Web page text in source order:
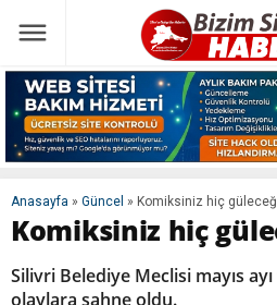
Anasayfa » Güncel » Komiksiniz hiç
Komiksiniz hiç
Silivri Belediye Meclisi mayıs
olaylara sahne oldu.